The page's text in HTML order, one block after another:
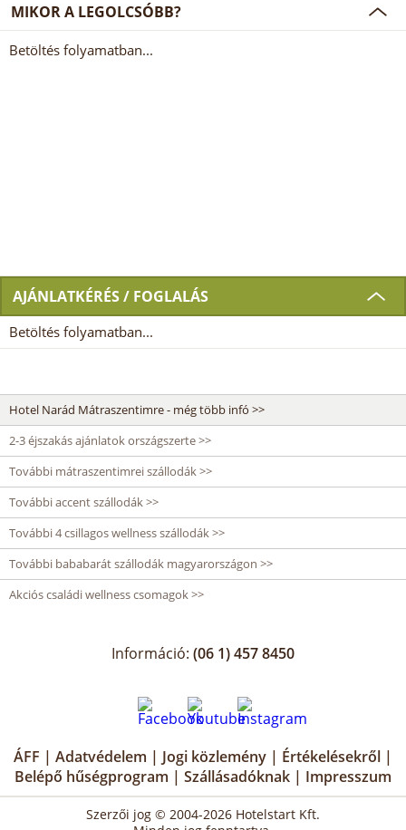
MIKOR A LEGOLCSÓBB?
Betöltés folyamatban...
AJÁNLATKÉRÉS / FOGLALÁS
Betöltés folyamatban...
Hotel Narád Mátraszentimre - még több infó >>
2-3 éjszakás ajánlatok országszerte >>
További mátraszentimrei szállodák >>
További accent szállodák >>
További 4 csillagos wellness szállodák >>
További bababarát szállodák magyarországon >>
Akciós családi wellness csomagok >>
Információ: (06 1) 457 8450
ÁFF | Adatvédelem | Jogi közlemény | Értékelésekről |
Belépő hűségprogram | Szállásadóknak | Impresszum
Szerzői jog © 2004-2026 Hotelstart Kft.